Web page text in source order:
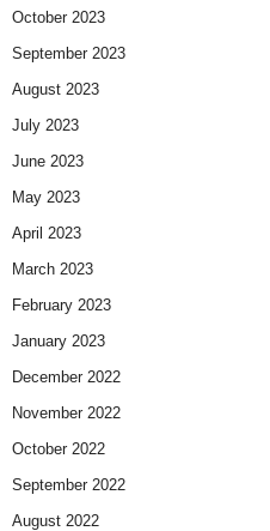
October 2023
September 2023
August 2023
July 2023
June 2023
May 2023
April 2023
March 2023
February 2023
January 2023
December 2022
November 2022
October 2022
September 2022
August 2022